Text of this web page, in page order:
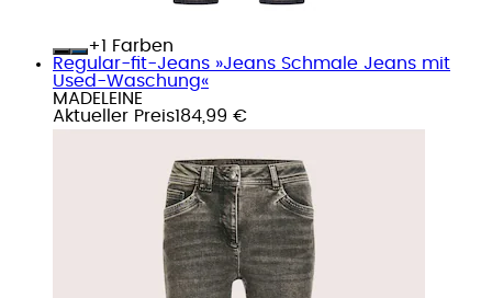
+
Farben
Regular-fit-Jeans »Jeans Schmale Jeans mit
Used-Waschung«
MADELEINE
Aktueller Preis184,99 €